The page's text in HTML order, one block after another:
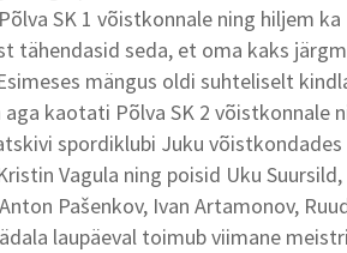
SK 1 võistkonnale ning hiljem
tähendasid seda, et oma kaks
mängus oldi suhteliselt
kaotati Põlva SK 2 võistkonnale
spordiklubi Juku
Vagula ning poisid Uku
Pašenkov, Ivan Artamonov,
laupäeval toimub viimane